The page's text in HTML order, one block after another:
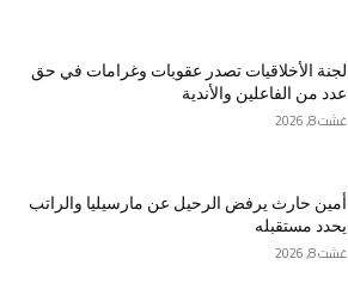
لجنة الأخلاقيات تصدر عقوبات وغرامات في حق
عدد من الفاعلين والأندية
غشت 8, 2026
أمين حارث يرفض الرحيل عن مارسيليا والراتب
يحدد مستقبله
غشت 8, 2026